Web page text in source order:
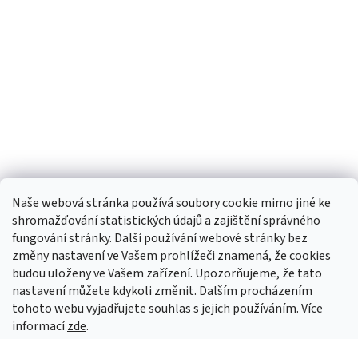
Naše webová stránka používá soubory cookie mimo jiné ke
shromažďování statistických údajů a zajištění správného
fungování stránky. Další používání webové stránky bez
změny nastavení ve Vašem prohlížeči znamená, že cookies
budou uloženy ve Vašem zařízení. Upozorňujeme, že tato
nastavení můžete kdykoli změnit. Dalším procházením
tohoto webu vyjadřujete souhlas s jejich používáním. Více
informacízde.
TIk Tok Instagram Facebook